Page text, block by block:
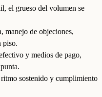
el grueso del volumen se
manejo de objeciones,
piso.
y medios de pago,
sostenido y cumplimiento